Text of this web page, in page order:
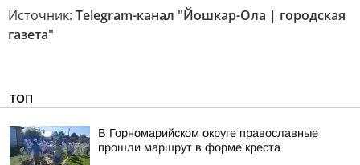
Источник: Telegram-канал "Йошкар-Ола | городская
газета"
ТОП
В Горномарийском округе православные
прошли маршрут в форме креста